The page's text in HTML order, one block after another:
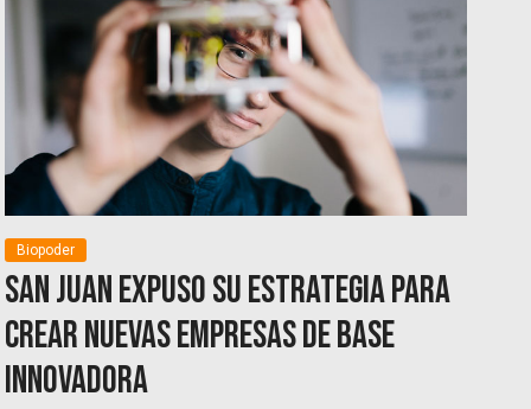
Biopoder
San Juan expuso su estrategia para
crear nuevas Empresas de Base
Innovadora